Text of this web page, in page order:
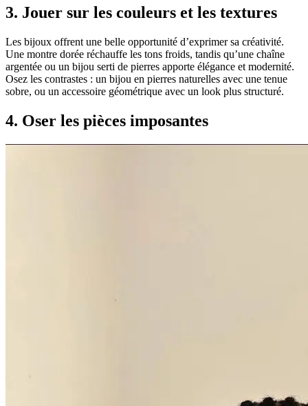
3. Jouer sur les couleurs et les textures
Les bijoux offrent une belle opportunité d’exprimer sa créativité.
Une montre dorée réchauffe les tons froids, tandis qu’une chaîne
argentée ou un bijou serti de pierres apporte élégance et modernité.
Osez les contrastes : un bijou en pierres naturelles avec une tenue
sobre, ou un accessoire géométrique avec un look plus structuré.
4. Oser les pièces imposantes